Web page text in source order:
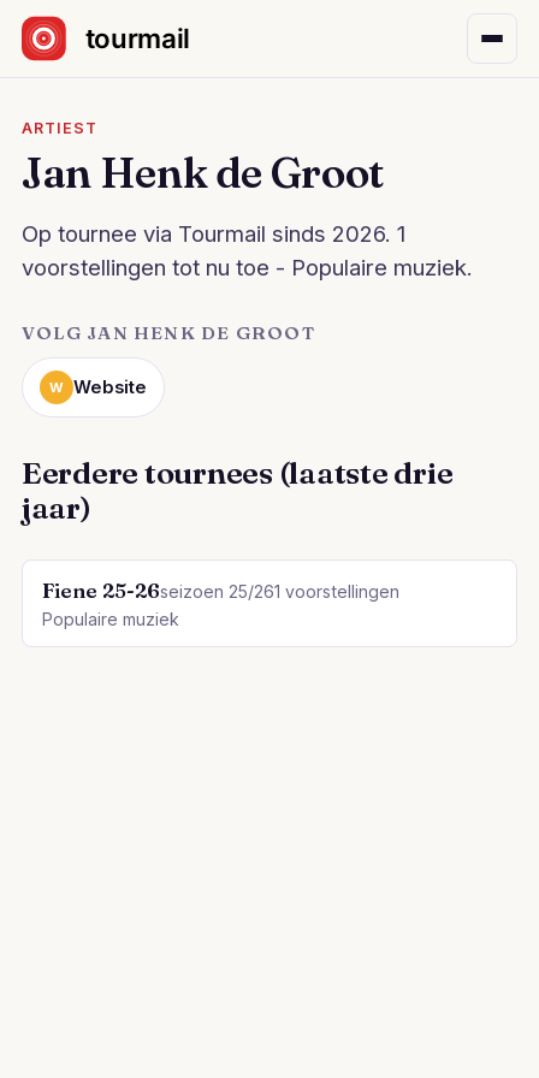
Sla navigatie over
ARTIEST
Jan Henk de Groot
Op tournee via Tourmail sinds 2026. 1
voorstellingen tot nu toe - Populaire muziek.
VOLG JAN HENK DE GROOT
W Website
Eerdere tournees (laatste drie
jaar)
Fiene 25-26seizoen 25/261 voorstellingen
Populaire muziek